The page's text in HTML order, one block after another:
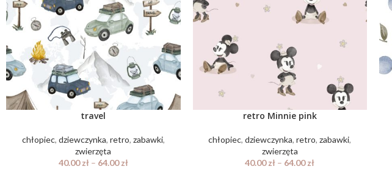
travel
chłopiec, dziewczynka, retro, zabawki,
zwierzęta
40.00zł– 64.00zł
retro Minnie pink
chłopiec,dziewczynka,retro,zabawki,
zwierzęta
40.00zł – 64.00zł